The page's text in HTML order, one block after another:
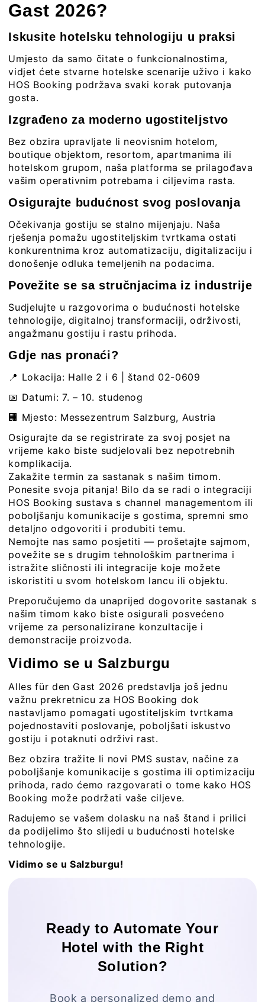
Gast 2026?
Iskusite hotelsku tehnologiju u praksi
Umjesto da samo čitate o funkcionalnostima,
vidjet ćete stvarne hotelske scenarije uživo i kako
HOS Booking podržava svaki korak putovanja
gosta.
Izgrađeno za moderno ugostiteljstvo
Bez obzira upravljate li neovisnim hotelom,
boutique objektom, resortom, apartmanima ili
hotelskom grupom, naša platforma se prilagođava
vašim operativnim potrebama i ciljevima rasta.
Osigurajte budućnost svog poslovanja
Očekivanja gostiju se stalno mijenjaju. Naša
rješenja pomažu ugostiteljskim tvrtkama ostati
konkurentnima kroz automatizaciju, digitalizaciju i
donošenje odluka temeljenih na podacima.
Povežite se sa stručnjacima iz industrije
Sudjelujte u razgovorima o budućnosti hotelske
tehnologije, digitalnoj transformaciji, održivosti,
angažmanu gostiju i rastu prihoda.
Gdje nas pronaći?
📍 Lokacija: Halle 2 i 6 | štand 02-0609
📅 Datumi: 7. – 10. studenog
🏢 Mjesto: Messezentrum Salzburg, Austria
Osigurajte da se registrirate za svoj posjet na
vrijeme kako biste sudjelovali bez nepotrebnih
komplikacija.
Zakažite termin za sastanak s našim timom.
Ponesite svoja pitanja! Bilo da se radi o integraciji
HOS Booking sustava s channel managementom ili
poboljšanju komunikacije s gostima, spremni smo
detaljno odgovoriti i produbiti temu.
Nemojte nas samo posjetiti — prošetajte sajmom,
povežite se s drugim tehnološkim partnerima i
istražite sličnosti ili integracije koje možete
iskoristiti u svom hotelskom lancu ili objektu.
Preporučujemo da unaprijed dogovorite sastanak s
našim timom kako biste osigurali posvećeno
vrijeme za personalizirane konzultacije i
demonstracije proizvoda.
Vidimo se u Salzburgu
Alles für den Gast 2026 predstavlja još jednu
važnu prekretnicu za HOS Booking dok
nastavljamo pomagati ugostiteljskim tvrtkama
pojednostaviti poslovanje, poboljšati iskustvo
gostiju i potaknuti održivi rast.
Bez obzira tražite li novi PMS sustav, načine za
poboljšanje komunikacije s gostima ili optimizaciju
prihoda, rado ćemo razgovarati o tome kako HOS
Booking može podržati vaše ciljeve.
Radujemo se vašem dolasku na naš štand i prilici
da podijelimo što slijedi u budućnosti hotelske
tehnologije.
Vidimo se u Salzburgu!
Ready to Automate Your
Hotel with the Right
Solution?
Book a personalized demo and